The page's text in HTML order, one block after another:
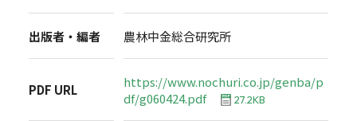
出版者・編者 農林中金総合研究所
PDF URL
https://www.nochuri.co.jp/genba/p
df/g060424.pdf
27.2KB